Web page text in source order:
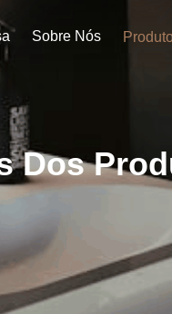
Sobre Nós
Dos